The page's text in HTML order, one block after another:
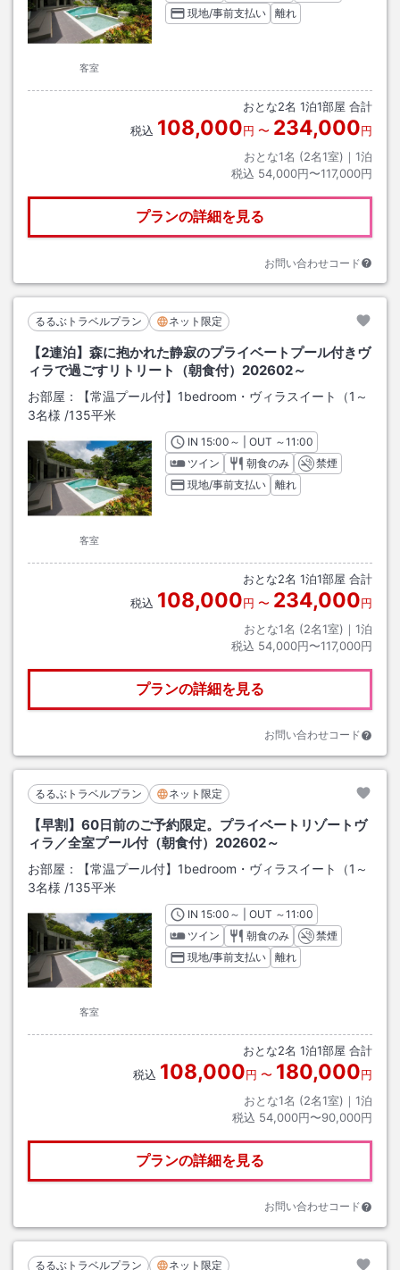
客室
現地/事前支払い
離れ
おとな2名 1泊1部屋 合計
税込 108,000円 〜 234,000円
おとな1名 (2名1室)｜ 1泊
税込 54,000円〜117,000円
プランの詳細を見る
お問い合わせコード
るるぶトラベルプラン ネット限定
【2連泊】森に抱かれた静寂のプライベートプール付きヴ
ィラで過ごすリトリート（朝食付）202602～
お部屋：
【常温プール付】1bedroom・ヴィラスイート（1～
3名様 /135平米
客室
INチェックイン
15:00 ～ | OUT チェックアウト
～11:00
ツイン
朝食のみ
禁煙
現地/事前支払い
離れ
おとな2名 1泊1部屋 合計
税込 108,000円 〜 234,000円
おとな1名 (2名1室)｜ 1泊
税込 54,000円〜117,000円
プランの詳細を見る
お問い合わせコード
るるぶトラベルプラン ネット限定
【早割】60日前のご予約限定。プライベートリゾートヴ
ィラ／全室プール付（朝食付）202602～
お部屋：
【常温プール付】1bedroom・ヴィラスイート（1～
3名様 /135平米
客室
INチェックイン
15:00 ～ | OUT チェックアウト
～11:00
ツイン
朝食のみ
禁煙
現地/事前支払い
離れ
おとな2名 1泊1部屋 合計
税込 108,000円 〜 180,000円
おとな1名 (2名1室)｜ 1泊
税込 54,000円〜90,000円
プランの詳細を見る
お問い合わせコード
るるぶトラベルプラン ネット限定